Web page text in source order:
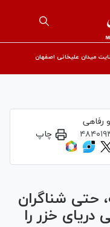
میدان علیخانی اصفهان
رفاهی
چاپ
حتی شناگران
خزر را